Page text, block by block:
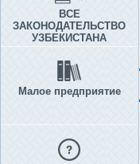
ВСЕ
ЗАКОНОДАТЕЛЬСТВО
УЗБЕКИСТАНА
Малое предприятие